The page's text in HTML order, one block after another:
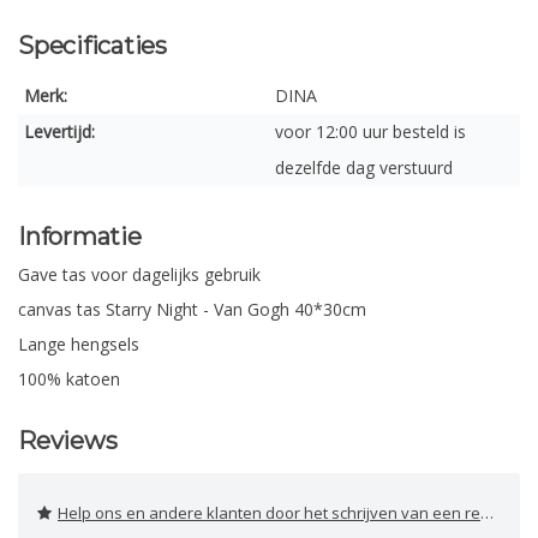
Specificaties
Merk:
DINA
Levertijd:
voor 12:00 uur besteld is
dezelfde dag verstuurd
Informatie
Gave tas voor dagelijks gebruik
canvas tas Starry Night - Van Gogh 40*30cm
Lange hengsels
100% katoen
Reviews
Help ons en andere klanten door het schrijven van een review